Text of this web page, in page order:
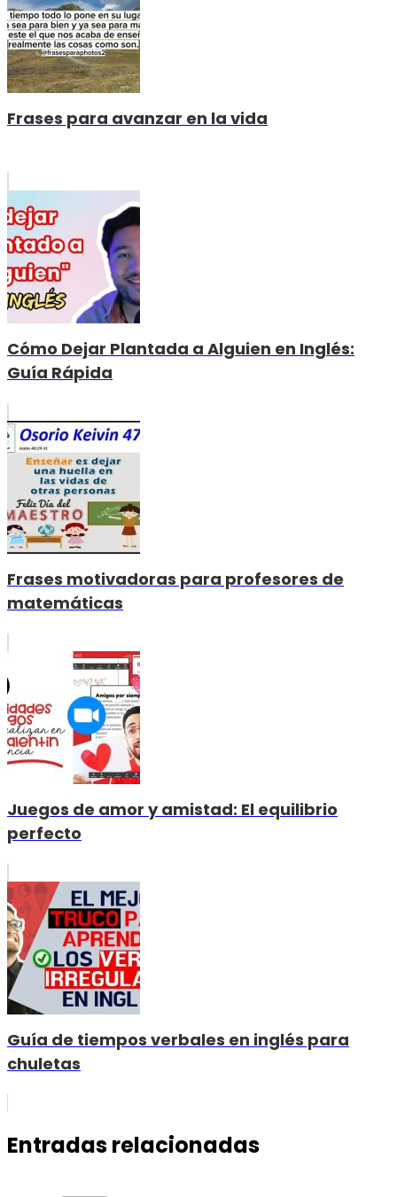
Frases para avanzar en la vida
Cómo Dejar Plantada a Alguien en Inglés:
Guía Rápida
Frases motivadoras para profesores de
matemáticas
Juegos de amor y amistad: El equilibrio
perfecto
Guía de tiempos verbales en inglés para
chuletas
Entradas relacionadas